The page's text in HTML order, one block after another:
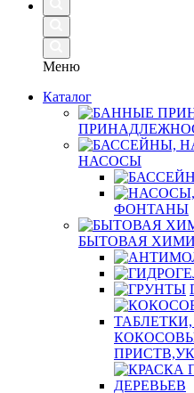
Меню
Каталог
НАСОСЫ
ФОНТАНЫ
БЫТОВАЯ